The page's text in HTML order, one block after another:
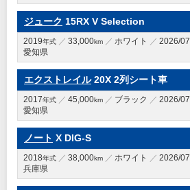
ジューク 15RX V Selection
2019年式 33,000km ホワイト
2026/07
愛知県
エクストレイル20X 2列シート車
2017年式 45,000km ブラック
2026/07
愛知県
ノート X DIG-S
2018年式 38,000km ホワイト
2026/07
兵庫県